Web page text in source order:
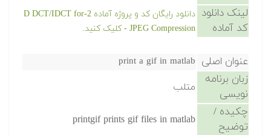
لینک دانلود
کد آماده
دانلود رایگان کد و پروژه آماده 2-D DCT/IDCT for
JPEG Compression - کلیک کنید.
عنوان اصلی print a gif in matlab
زبان برنامه
نویسی
متلب
چکیده /
توضیح
printgif prints gif files in matlab